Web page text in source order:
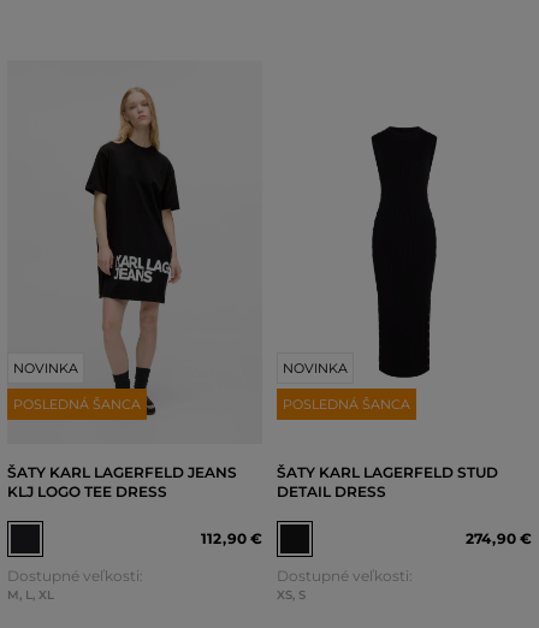
NOVINKA
POSLEDNÁ ŠANCA
ŠATY KARL LAGERFELD JEANS
KLJ LOGO TEE DRESS
112,90 €
Dostupné veľkosti:
M, L, XL
NOVINKA
POSLEDNÁ ŠANCA
ŠATY KARL LAGERFELD STUD
DETAIL DRESS
274,90 €
Dostupné veľkosti:
XS, S